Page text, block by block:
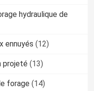
hydraulique de
ennuyés (12)
projeté (13)
forage (14)